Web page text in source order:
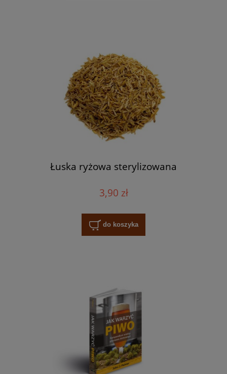
Łuska ryżowa sterylizowana
3,90 zł
do koszyka